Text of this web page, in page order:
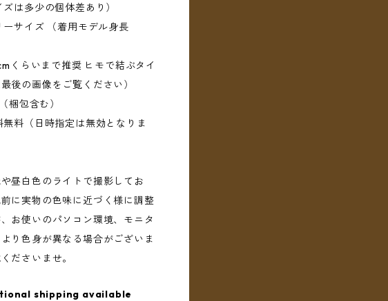
は多少の個体差あり）
サイズ （着用モデル身長
くらいまで推奨 ヒモで結ぶタイ
後の画像をご覧ください）
包含む）
料（日時指定は無効となりま
昼白色のライトで撮影してお
に実物の色味に近づく様に調整
お使いのパソコン環境、モニタ
り色身が異なる場合がございま
ださいませ。
shipping available